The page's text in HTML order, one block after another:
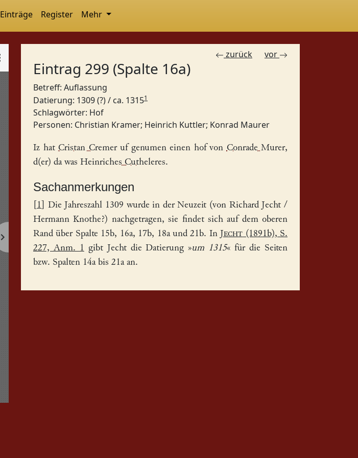
Einträge Register Mehr
zurück vor
Eintrag 299 (Spalte 16a)
Betreff: Auflassung
Datierung: 1309 (?) / ca. 13151
Schlagwörter: Hof
Personen: Christian Kramer; Heinrich Kuttler; Konrad Maurer
Iz hat Cristan Cremeruf genumen einen hofvonConrade Murer,
d(er) da was Heinriches Cutheleres.
Sachanmerkungen
1
] Die Jahreszahl 1309 wurde in der Neuzeit (von Richard Jecht /
Hermann Knothe?) nachgetragen, sie findet sich auf dem oberen
Rand über Spalte 15b, 16a, 17b, 18a und 21b. In Jecht (1891b), S.
227, Anm. 1 gibt Jecht die Datierung »um 1315« für die Seiten
bzw. Spalten 14a bis 21a an.